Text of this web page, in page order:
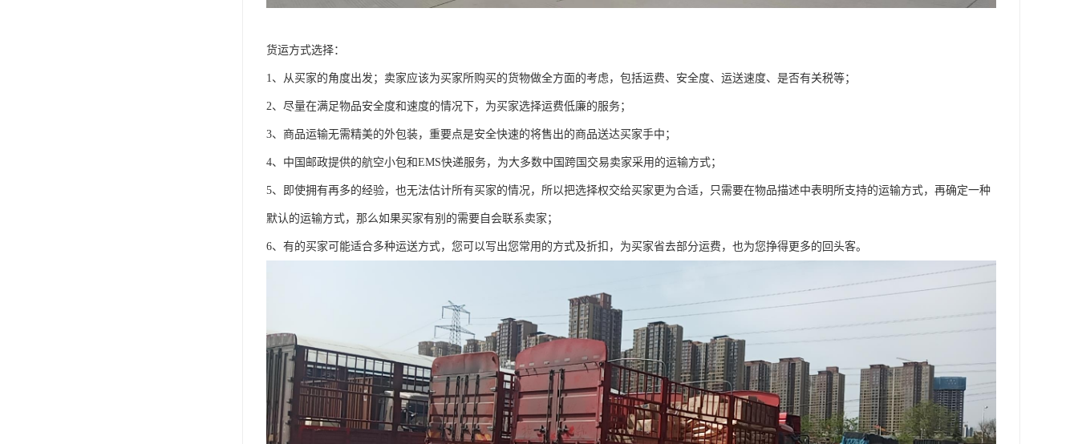
货运方式选择：
1、从买家的角度出发；卖家应该为买家所购买的货物做全方面的考虑，包括运费、安全度、运送速度、是否有关税等；
2、尽量在满足物品安全度和速度的情况下，为买家选择运费低廉的服务；
3、商品运输无需精美的外包装，重要点是安全快速的将售出的商品送达买家手中；
4、中国邮政提供的航空小包和EMS快递服务，为大多数中国跨国交易卖家采用的运输方式；
5、即使拥有再多的经验，也无法估计所有买家的情况，所以把选择权交给买家更为合适，只需要在物品描述中表明所支持的运输方式，再确定一种
默认的运输方式，那么如果买家有别的需要自会联系卖家；
6、有的买家可能适合多种运送方式，您可以写出您常用的方式及折扣，为买家省去部分运费，也为您挣得更多的回头客。